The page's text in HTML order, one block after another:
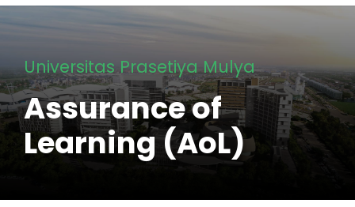
Universitas Prasetiya Mulya
Assurance of
Learning (AoL)